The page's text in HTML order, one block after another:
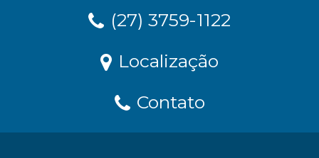
(27) 3759-1122
Localização
Contato